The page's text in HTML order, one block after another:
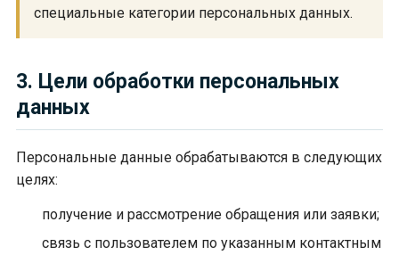
специальные категории персональных данных.
3. Цели обработки персональных
данных
Персональные данные обрабатываются в следующих
целях:
получение и рассмотрение обращения или заявки;
связь с пользователем по указанным контактным